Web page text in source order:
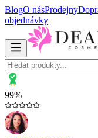
BlogO násProdejny
objednávky
99%